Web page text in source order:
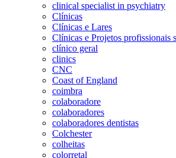
clinical specialist in psychiatry
Clínicas
Clínicas e Lares
Clínicas e Projetos profissionais
clínico geral
clinics
CNC
Coast of England
coimbra
colaboradore
colaboradores
colaboradores dentistas
Colchester
colheitas
colorretal